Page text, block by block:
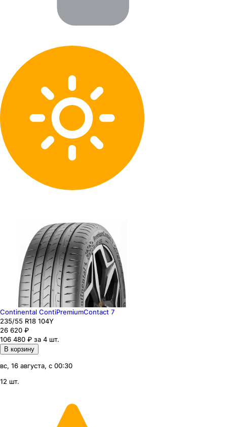
Continental ContiPremiumContact 7
235/55 R18 104Y
26 620 ₽
106 480 ₽ за 4 шт.
В корзину
вс, 16 августа, с 00:30
12 шт.